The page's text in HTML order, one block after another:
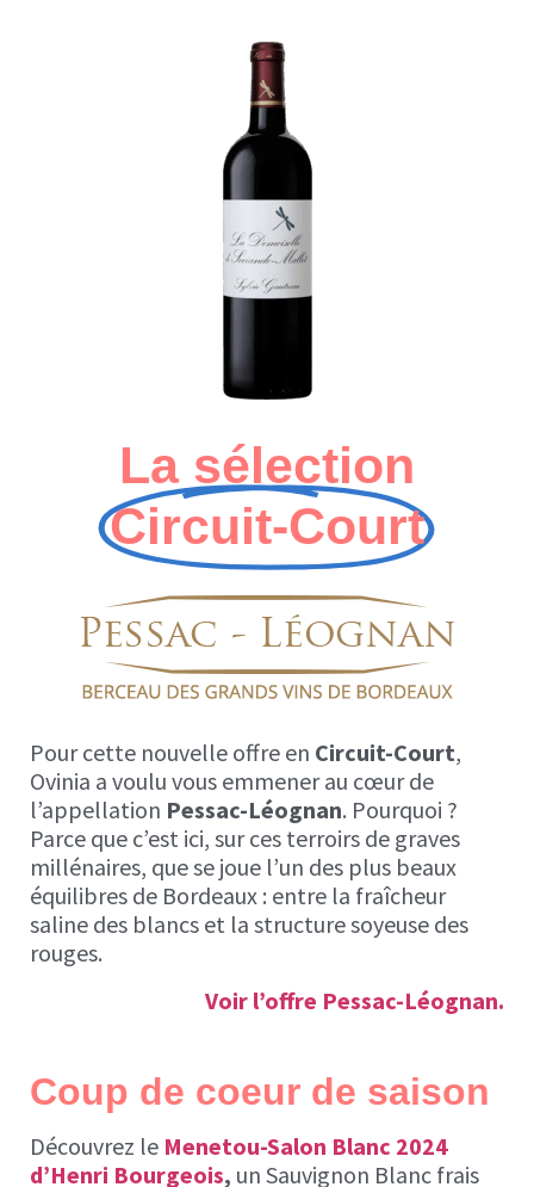
La sélection
Circuit-Court
Pour cette nouvelle offre en Circuit-Court,
Ovinia a voulu vous emmener au cœur de
l’appellation Pessac-Léognan. Pourquoi ?
Parce que c’est ici, sur ces terroirs de graves
millénaires, que se joue l’un des plus beaux
équilibres de Bordeaux : entre la fraîcheur
saline des blancs et la structure soyeuse des
rouges.
Voir l’offre Pessac-Léognan.
Coup de coeur de saison
Découvrez le Menetou-Salon Blanc 2024
d’Henri Bourgeois, un Sauvignon Blanc frais